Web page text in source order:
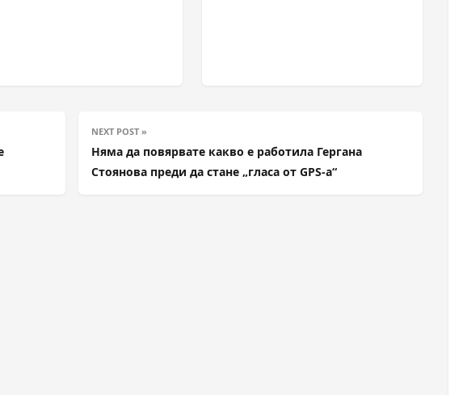
NEXT POST »
Няма да повярвате какво е работила Гергана
Стоянова преди да стане „гласа от GPS-а“